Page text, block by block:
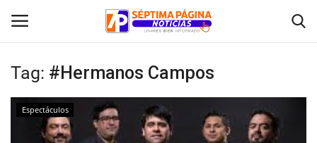
Inicio
Crónica
Tag: #Hermanos Campos
Espectáculos